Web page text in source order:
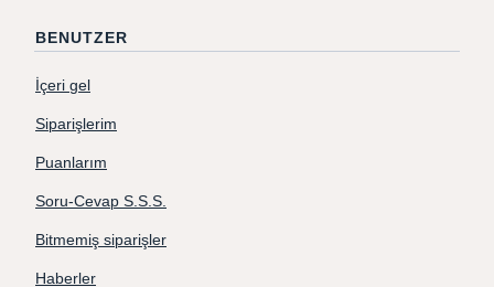
BENUTZER
İçeri gel
Siparişlerim
Puanlarım
Soru-Cevap S.S.S.
Bitmemiş siparişler
Haberler